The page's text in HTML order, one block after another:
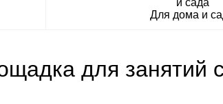
Для дома и
для занятий